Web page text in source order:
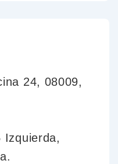
24, 08009,
Izquierda,